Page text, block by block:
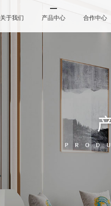
关于我们 产品中心 合作中心